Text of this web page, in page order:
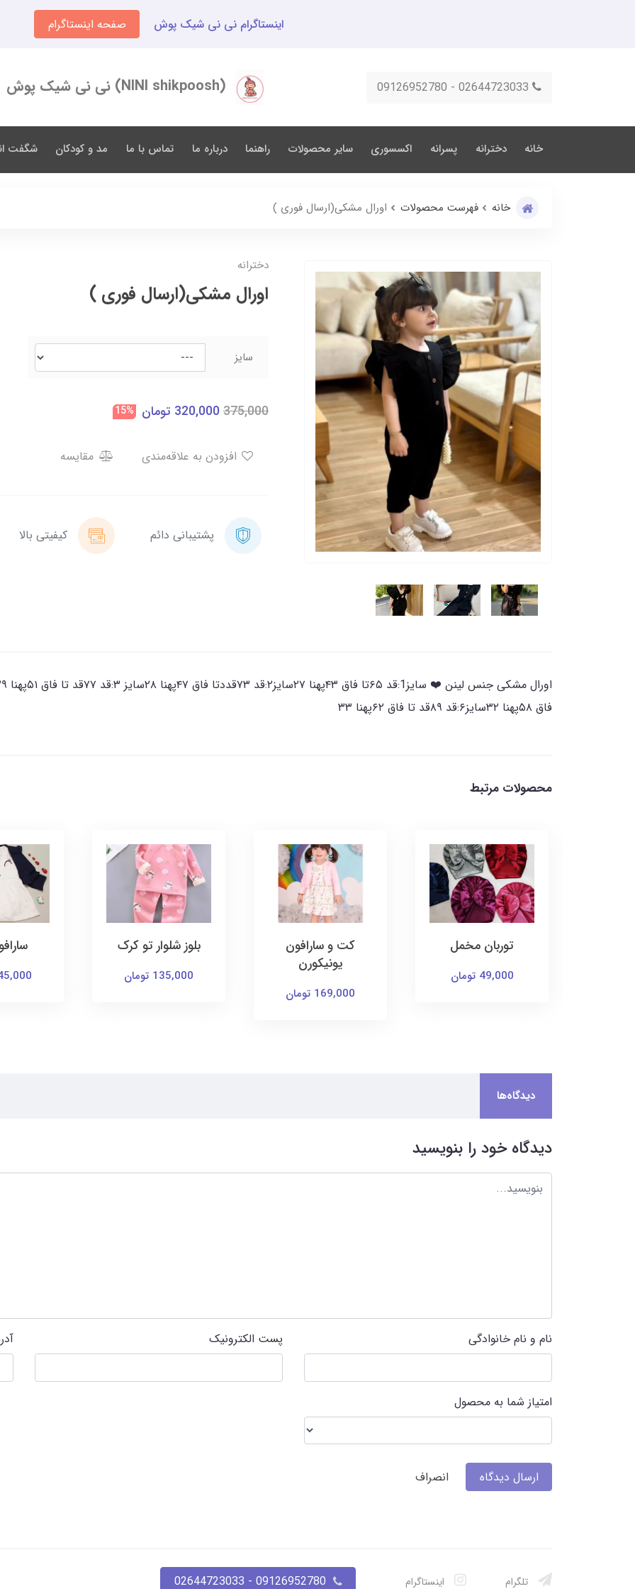
اینستاگرام نی نی شیک پوش صفحه اینستاگرام
02644723033 - 09126952780 (NINI shikpoosh) نی نی شیک پوش
خانه دخترانه پسرانه اکسسوری سایر محصولات راهنما درباره ما تماس با ما مد و کودکان شگفت
خانه فهرست محصولات اورال مشکی(ارسال فوری )
دخترانه
اورال مشکی(ارسال فوری )
سایز
375,000
320,000 تومان 15%
مقایسه
پشتیبانی دائم کیفیتی بالا
فاق ۵۸پهنا ۳۲سایز۶:قد ۸۹قد تا فاق ۶۲پهنا ۳۳
محصولات مرتبط
توربان مخمل
49,000 تومان
کت و سارافون
یونیکورن
169,000 تومان
بلوز شلوار تو کرک
135,000 تومان 145,000
دیدگاه‌ها
دیدگاه خود را بنویسید
نام و نام خانوادگی پست الکترونیک
امتیاز شما به محصول
ارسال دیدگاه انصراف
تلگرام اینستاگرام 09126952780 - 02644723033